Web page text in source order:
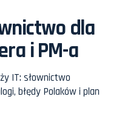
dla
i PM-a
IT: słownictwo
błędy Polaków i plan